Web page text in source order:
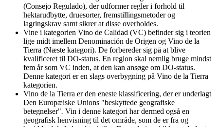
(Consejo Regulado), der udformer regler i forhold til
hektarudbytte, druesorter, fremstillingsmetoder og
lagringskrav samt sikrer at disse overholdes.
Vine i kategorien Vino de Calidad (VC) befinder sig i teorien
lige midt imellem Denominación de Origen og Vino de la
Tierra (Næste kategori). De forbereder sig på at blive
kvalificeret til DO-status. En region skal nemlig bruge mindst
fem år som VC inden, at den kan ansøge om DO-status.
Denne kategori er en slags overbygning på Vino de la Tierra
kategorien.
Vino de la Tierra er den eneste klassificering, der er underlagt
Den Europæiske Unions "beskyttede geografiske
betegnelser". Vin i denne kategori har dermed også en
geografisk henvisning til det område, som de er fra og